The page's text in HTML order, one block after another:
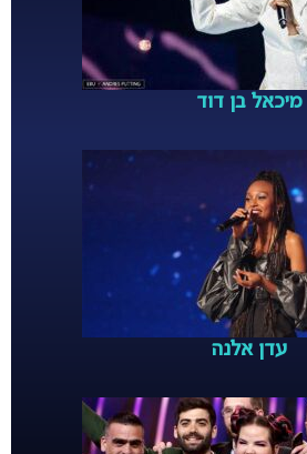
מיכאל בן דוד
עדן אלנה